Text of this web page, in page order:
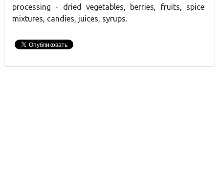
processing - dried vegetables, berries, fruits, spice
mixtures, candies, juices, syrups.